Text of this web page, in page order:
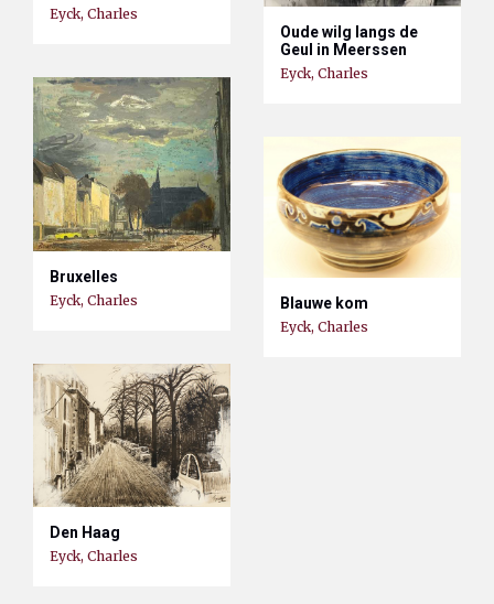
Eyck, Charles
Oude wilg langs de
Geul in Meerssen
Eyck, Charles
Bruxelles
Eyck, Charles Blauwe kom
Eyck, Charles
Den Haag
Eyck, Charles